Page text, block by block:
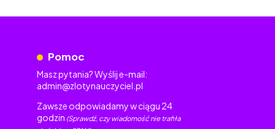
Pomoc
Masz pytania? Wyślij e-mail:
admin@zlotynauczyciel.pl
Zawsze odpowiadamy w ciągu 24
godzin (Sprawdź, czy wiadomość nie trafiła